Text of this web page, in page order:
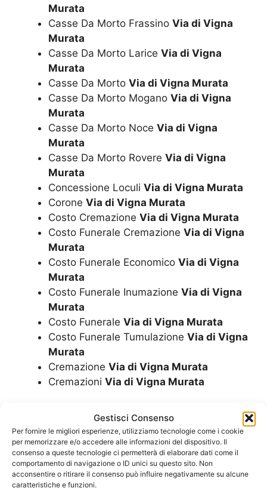
Gestisci Consenso
Per fornire le migliori esperienze, utilizziamo tecnologie come i cookie
per memorizzare e/o accedere alle informazioni del dispositivo. Il
consenso a queste tecnologie ci permetterà di elaborare dati come il
comportamento di navigazione o ID unici su questo sito. Non
acconsentire o ritirare il consenso può influire negativamente su alcune
caratteristiche e funzioni.
Murata
Casse Da Morto Frassino Via di Vigna
Murata
Casse Da Morto Larice Via di Vigna
Murata
Casse Da Morto Via di Vigna Murata
Casse Da Morto Mogano Via di Vigna
Murata
Casse Da Morto Noce Via di Vigna
Murata
Casse Da Morto Rovere Via di Vigna
Murata
Concessione Loculi Via di Vigna Murata
Corone Via di Vigna Murata
Costo Cremazione Via di Vigna Murata
Costo Funerale Cremazione Via di Vigna
Murata
Costo Funerale Economico Via di Vigna
Murata
Costo Funerale Inumazione Via di Vigna
Murata
Costo Funerale Via di Vigna Murata
Costo Funerale Tumulazione Via di Vigna
Murata
Cremazione Via di Vigna Murata
Cremazioni Via di Vigna Murata
Via di Vigna Murata
Diamantificazione Delle Ceneri Via di
Vigna Murata
Disbrigo Pratiche FunerarieVia di Vigna
Murata
Dispersione Ceneri